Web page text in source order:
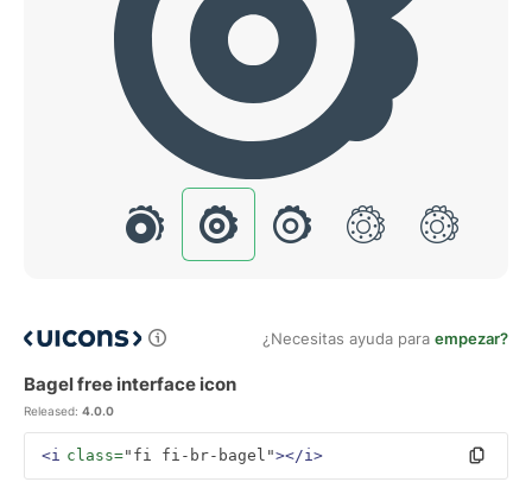
¿Necesitas ayuda para empezar?
Bagel free interface icon
Released: 4.0.0
<i class="fi fi-br-bagel"></i>